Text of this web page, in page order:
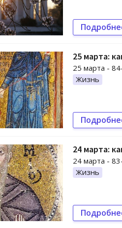
25 марта:
25 марта -
Жизнь
24 марта:
24 марта -
Жизнь